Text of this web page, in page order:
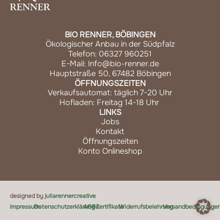
BIO RENNER, BÖBINGEN
Ökologischer Anbau in der Südpfalz
Telefon: 06327 960251
E-Mail: Info@bio-renner.de
Hauptstraße 50, 67482 Böbingen
ÖFFNUNGSZEITEN
Verkaufsautomat: täglich 7-20 Uhr
Hofladen: Freitag 14-18 Uhr
LINKS
Jobs
Kontakt
Öffnungszeiten
Konto Onlineshop
designed by juliarennercreative
ImpressumDatenschutzerklärung
AGBsZertifikateWiderrufsbelehrung